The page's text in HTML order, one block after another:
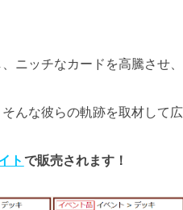
ニッチなカードを高騰させ
んな彼らの軌跡を取材して広
トで販売されます！